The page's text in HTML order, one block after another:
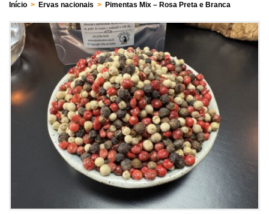
Início > Ervas nacionais > Pimentas Mix – Rosa Preta e Branca